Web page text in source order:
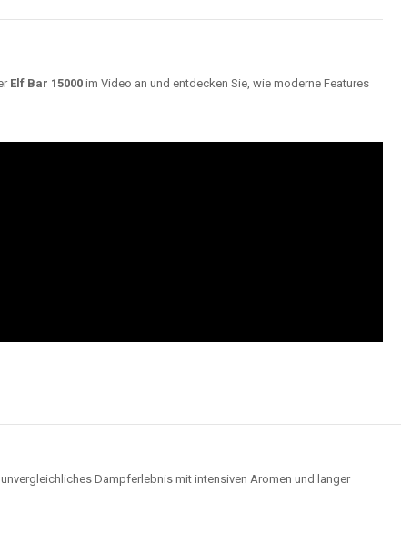
Elf Bar 15000 im Video an und entdecken Sie, wie moderne Features
Dampferlebnis mit intensiven Aromen und langer